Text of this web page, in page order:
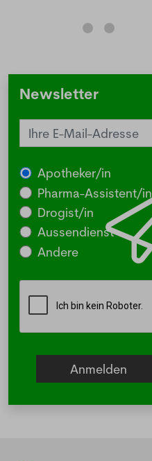
Newsletter
Apotheker/in
Pharma-Assistent/in
Drogist/in
Aussendienst
Andere
Pharmazie und Medizin.